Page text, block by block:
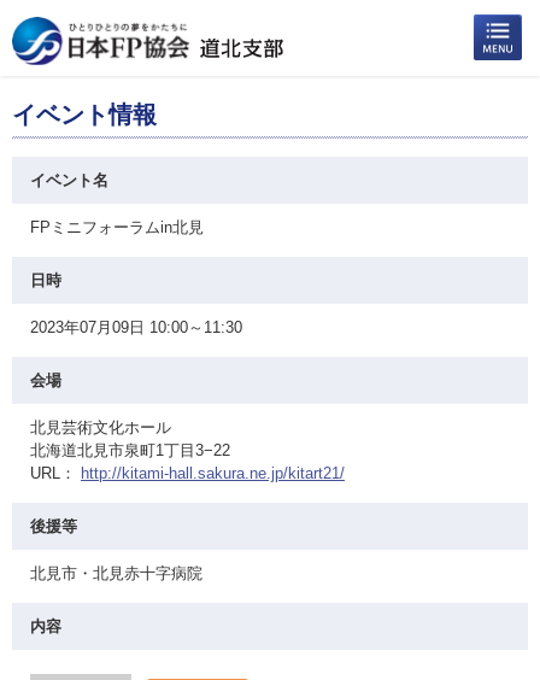
イベント情報
イベント名
FPミニフォーラムin北見
日時
2023年07月09日 10:00～11:30
会場
北見芸術文化ホール
北海道北見市泉町1丁目3−22
URL：
http://kitami-hall.sakura.ne.jp/kitart21/
後援等
北見市・北見赤十字病院
内容